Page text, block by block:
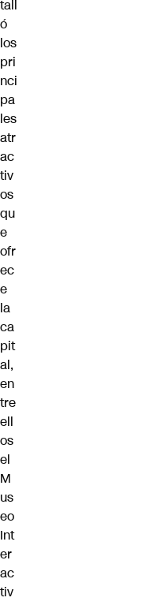
tall
ó
los
pri
nci
pa
les
atr
ac
tiv
os
qu
e
ofr
ec
e
la
ca
pit
al,
en
tre
ell
os
el
M
us
eo
Int
er
ac
tiv